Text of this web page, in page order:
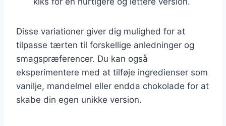
Disse variationer giver dig mulighed for at
tilpasse tærten til forskellige anledninger og
smagspræferencer. Du kan også
eksperimentere med at tilføje ingredienser som
vanilje, mandelmel eller endda chokolade for at
skabe din egen unikke version.